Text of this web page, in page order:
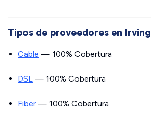
Tipos de proveedores en Irving
Cable — 100% Cobertura
DSL — 100% Cobertura
Fiber — 100% Cobertura